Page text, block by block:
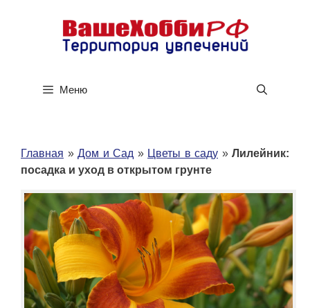
содержимому
Меню
Главная » Дом и Сад » Цветы в саду » Лилейник:
посадка и уход в открытом грунте